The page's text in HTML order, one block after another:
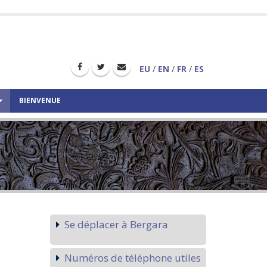
EU / EN / FR / ES
BIENVENUE
Se déplacer à Bergara
Numéros de téléphone utiles